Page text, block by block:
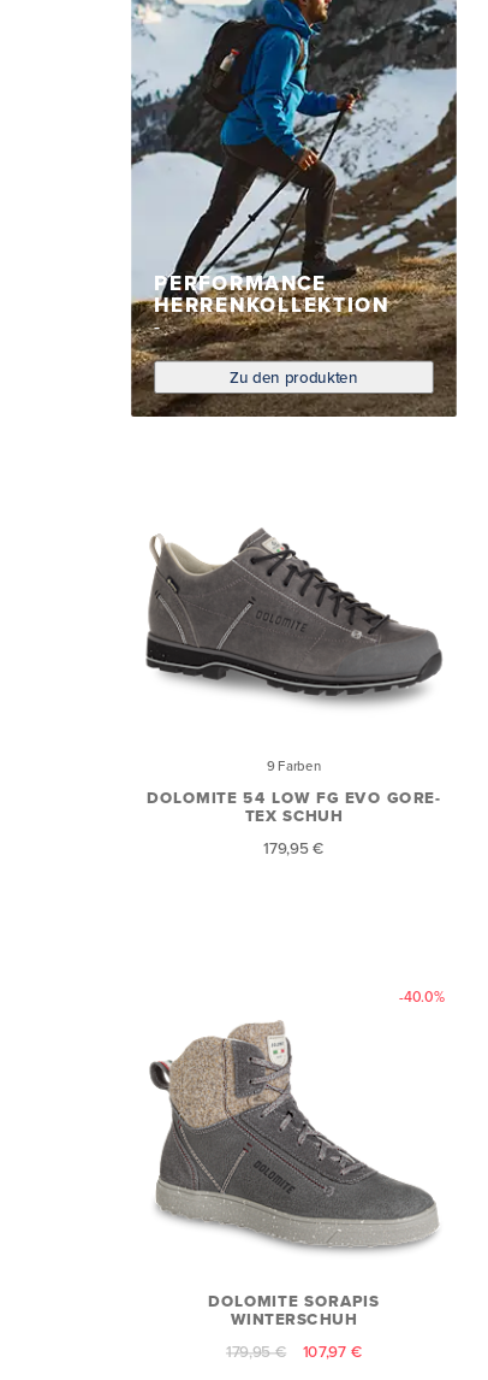
PERFORMANCE
HERRENKOLLEKTION
Zu den produkten
9 Farben
DOLOMITE 54 LOW FG EVO GORE-
TEX SCHUH
179,95 €
-40.0%
DOLOMITE SORAPIS
WINTERSCHUH
179,95 €
107,97 €